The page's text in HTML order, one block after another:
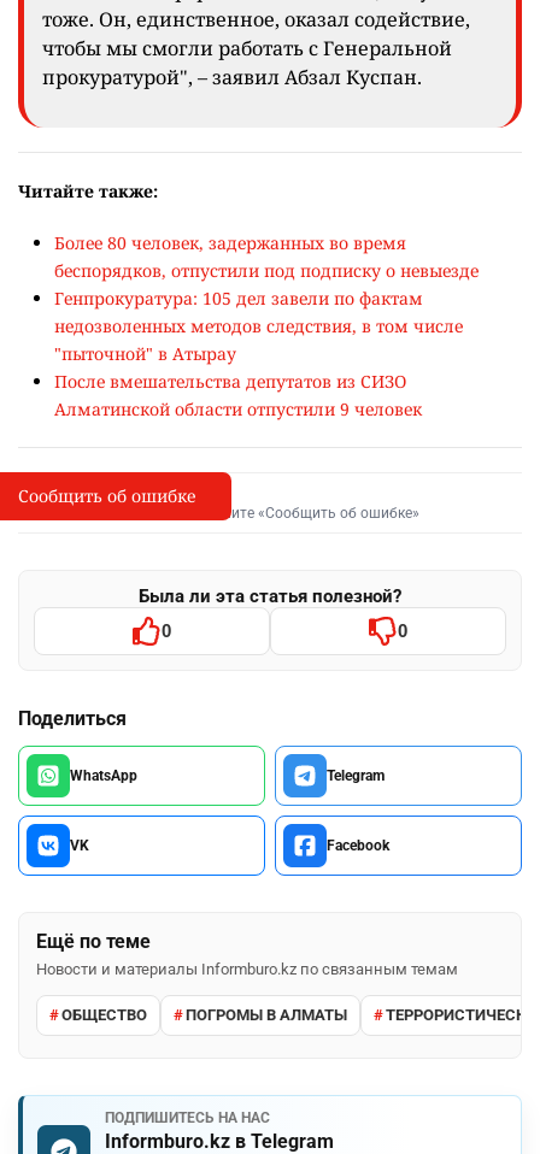
тоже. Он, единственное, оказал содействие,
чтобы мы смогли работать с Генеральной
прокуратурой", – заявил Абзал Куспан.
Читайте также:
Более 80 человек, задержанных во время
беспорядков, отпустили под подписку о невыезде
Генпрокуратура: 105 дел завели по фактам
недозволенных методов следствия, в том числе
"пыточной" в Атырау
После вмешательства депутатов из СИЗО
Алматинской области отпустили 9 человек
I
Сообщить об опечатке
Выделите фрагмент и нажмите «Сообщить об ошибке»
Была ли эта статья полезной?
0 0
Поделиться
WhatsApp Telegram
VK Facebook
Ещё по теме
Новости и материалы Informburo.kz по связанным темам
ОБЩЕСТВО ПОГРОМЫ В АЛМАТЫ
ПОДПИШИТЕСЬ НА НАС
Informburo.kz в Telegram
Сообщить об ошибке